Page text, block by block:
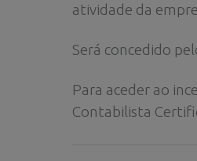
atividade da
Será concedido
Para aceder ao
Contabilista